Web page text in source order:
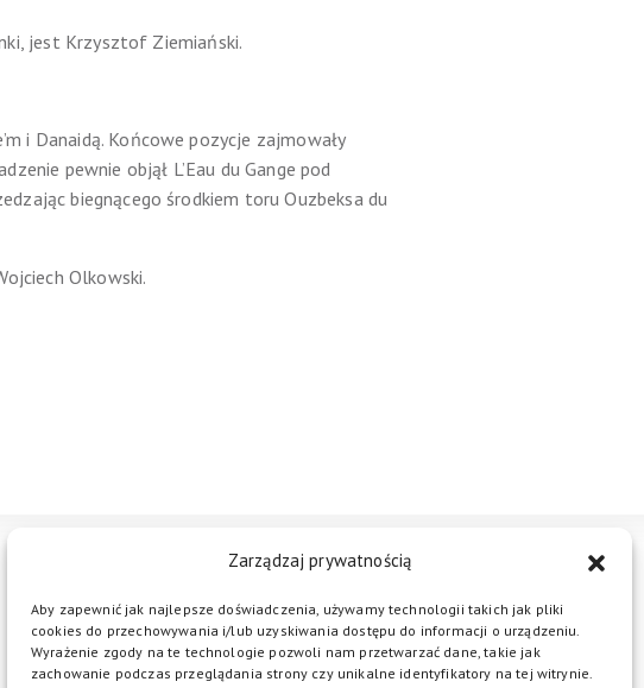
Zarządzaj prywatnością
Aby zapewnić jak najlepsze doświadczenia, używamy technologii takich jak pliki
cookies do przechowywania i/lub uzyskiwania dostępu do informacji o urządzeniu.
Wyrażenie zgody na te technologie pozwoli nam przetwarzać dane, takie jak
zachowanie podczas przeglądania strony czy unikalne identyfikatory na tej witrynie.
jest Krzysztof Ziemiański.
i Danaidą. Końcowe pozycje zajmowały
pewnie objął L’Eau du Gange pod
biegnącego środkiem toru Ouzbeksa du
Olkowski.